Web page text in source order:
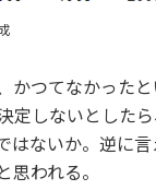
かつてなかった
定しないとした
ないか。逆に
われる。